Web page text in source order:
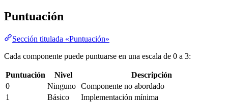
Puntuación
Sección titulada «Puntuación»
Cada componente puede puntuarse en una escala de 0 a 3:
Puntuación Nivel
Descripción
0
Ninguno Componente no abordado
1
Básico
Implementación mínima